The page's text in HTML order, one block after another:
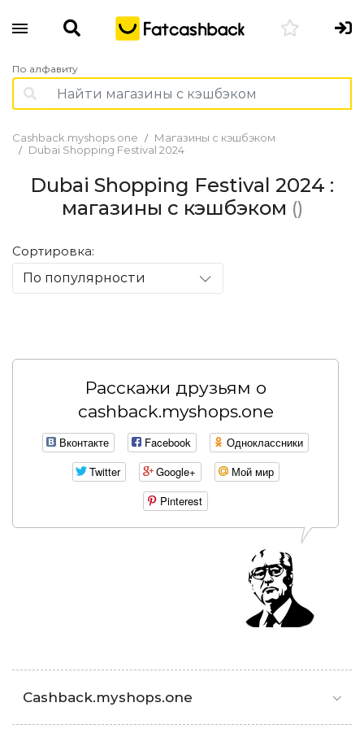
По алфавиту
Cashback.myshops.one
Магазины с кэшбэком
Dubai Shopping Festival 2024
Dubai Shopping Festival 2024 :
магазины с кэшбэком ()
Сортировка:
По популярности
Расскажи друзьям о
cashback.myshops.one
Вконтакте Facebook
Одноклассники
Twitter
Google+
Мой мир
Pinterest
Cashback.myshops.one